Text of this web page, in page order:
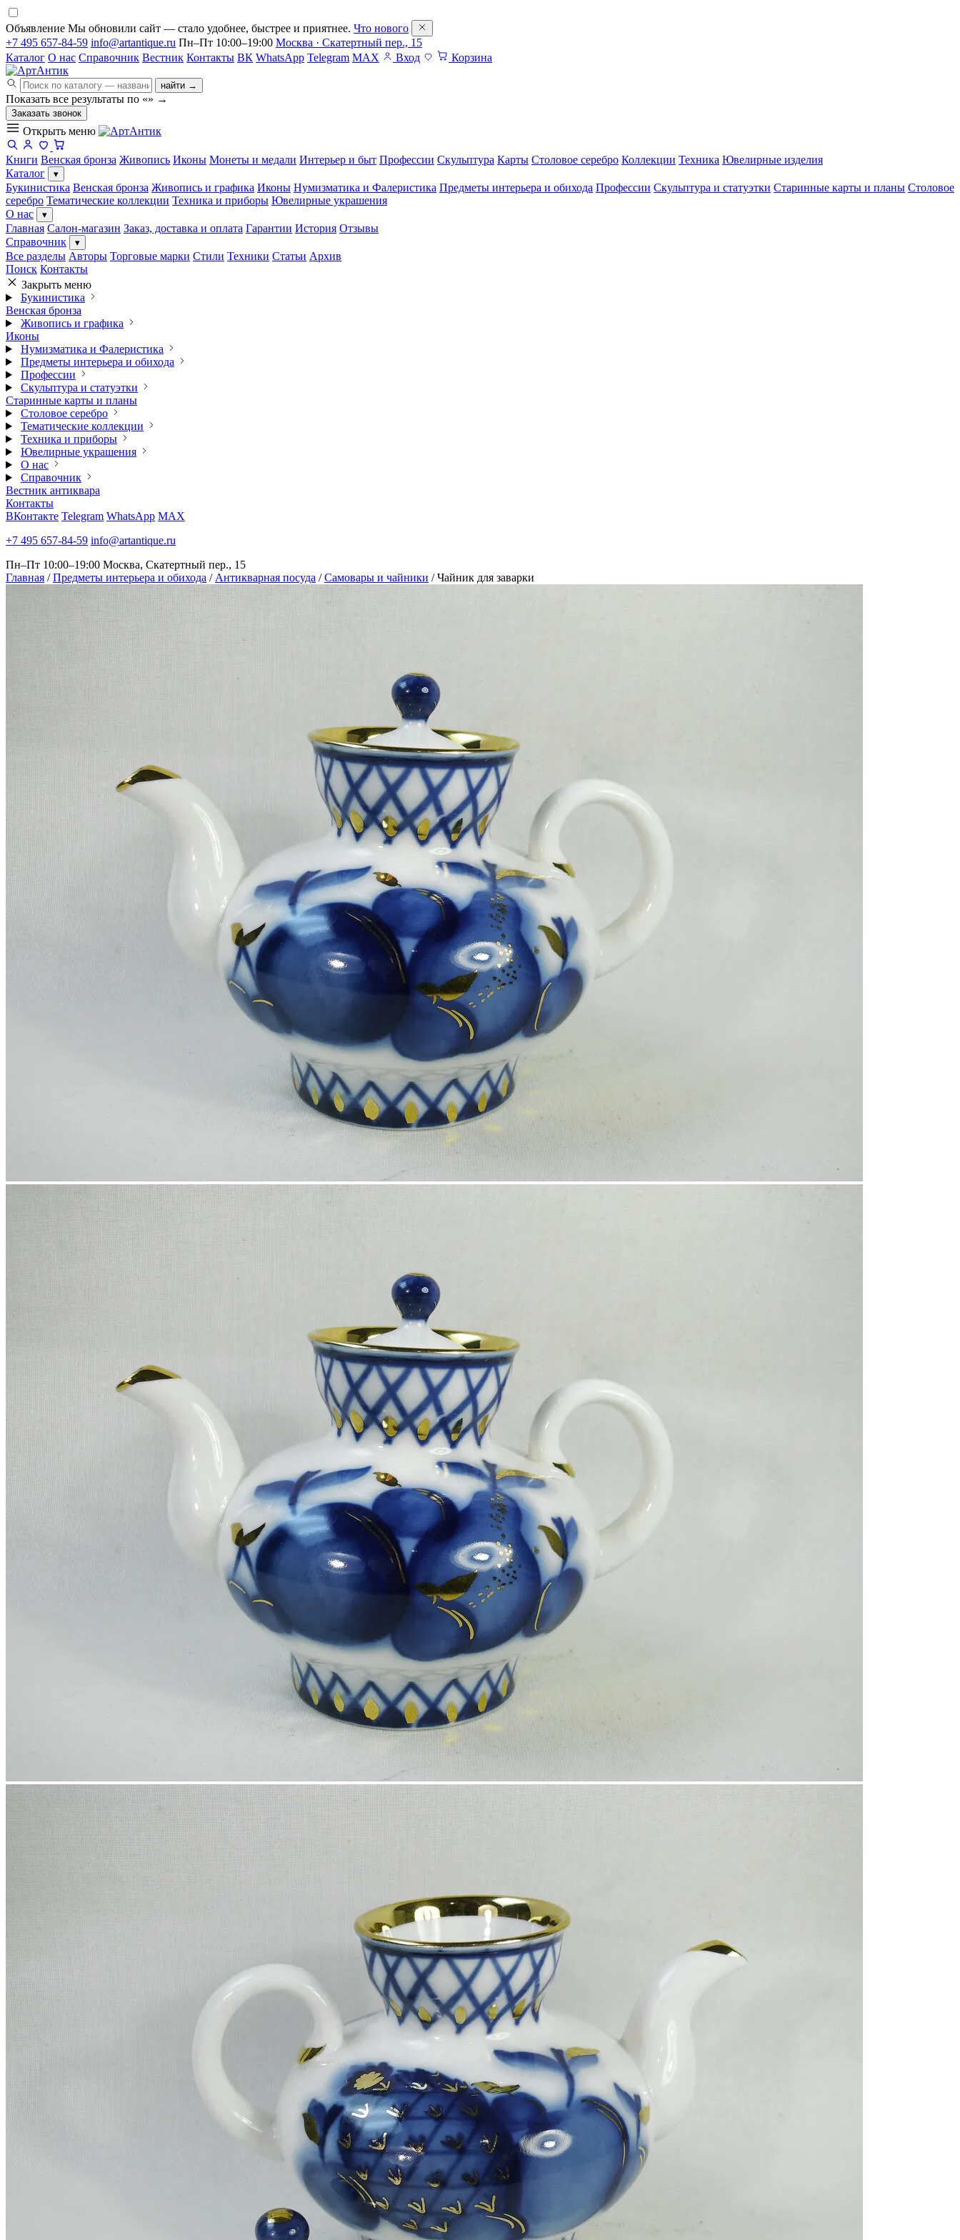
Объявление Мы обновили сайт — стало удобнее, быстрее и приятнее. Что нового
+7 495 657-84-59 info@artantique.ru Пн–Пт 10:00–19:00 Москва · Скатертный пер., 15
Каталог О нас Справочник Вестник Контакты ВК WhatsApp Telegram MAX Вход Корзина
найти →
Показать все результаты по «» →
Заказать звонок
Открыть меню
Книги Венская бронза Живопись Иконы Монеты и медали Интерьер и быт Профессии Скульптура Карты Столовое серебро Коллекции Техника Ювелирные изделия
Каталог
▾
Букинистика Венская бронза Живопись и графика Иконы Нумизматика и Фалеристика Предметы интерьера и обихода Профессии Скульптура и статуэтки Старинные карты и планы Столовое
серебро Тематические коллекции Техника и приборы Ювелирные украшения
О нас
▾
Главная Салон-магазин Заказ, доставка и оплата Гарантии История Отзывы
Справочник
▾
Все разделы Авторы Торговые марки Стили Техники Статьи Архив
Поиск Контакты
Закрыть меню
Букинистика
Венская бронза
Живопись и графика
Иконы
Нумизматика и Фалеристика
Предметы интерьера и обихода
Профессии
Скульптура и статуэтки
Старинные карты и планы
Столовое серебро
Тематические коллекции
Техника и приборы
Ювелирные украшения
О нас
Справочник
Вестник антиквара
Контакты
ВКонтакте Telegram WhatsApp MAX
+7 495 657-84-59 info@artantique.ru
Пн–Пт 10:00–19:00 Москва, Скатертный пер., 15
Главная / Предметы интерьера и обихода / Антикварная посуда / Самовары и чайники / Чайник для заварки